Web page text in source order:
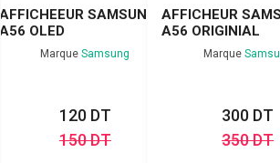
AFFICHEEUR SAMSUNG
A56 OLED
MarqueSamsung
120 DT
150 DT
AFFICHEUR
A56 ORIGINIAL
Marque
300 DT
350 DT